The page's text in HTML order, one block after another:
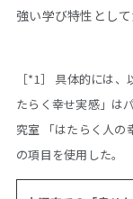
強い学び特性とし
［*1］ 具体的には
たらく幸せ実感」は
究室 「はたらく人の
の項目を使用した。